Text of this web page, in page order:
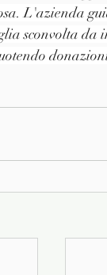
L'azienda
sconvolta da